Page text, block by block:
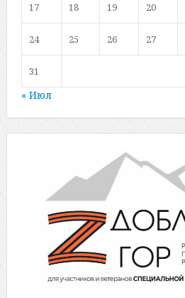
17 18 19 20
24 25 26 27
31
« Июл